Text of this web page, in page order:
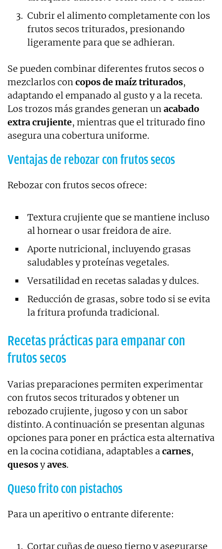
Cubrir el alimento completamente con los
frutos secos triturados, presionando
ligeramente para que se adhieran.
Se pueden combinar diferentes frutos secos o
mezclarlos concopos de maíz triturados,
adaptando el empanado al gusto y a la receta.
Los trozos más grandes generan unacabado
extra crujiente, mientras que el triturado fino
asegura una cobertura uniforme.
Ventajas de rebozar con frutos secos
Rebozar con frutos secos ofrece:
Textura crujiente que se mantiene incluso
al hornear o usar freidora de aire.
Aporte nutricional, incluyendo grasas
saludables y proteínas vegetales.
Versatilidad en recetas saladas y dulces.
Reducción de grasas, sobre todo si se evita
la fritura profunda tradicional.
Recetas prácticas para empanar con
frutos secos
Varias preparaciones permiten experimentar
con frutos secos triturados y obtener un
rebozado crujiente, jugoso y con un sabor
distinto. A continuación se presentan algunas
opciones para poner en práctica esta alternativa
en la cocina cotidiana, adaptables acarnes,
quesosyaves.
Queso frito con pistachos
Para un aperitivo o entrante diferente:
Cortar cuñas de queso tierno y asegurarse